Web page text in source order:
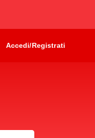
Accedi/Registrati